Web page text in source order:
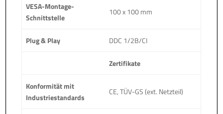
VESA-Montage-
Schnittstelle
100 x 100 mm
Plug & Play DDC 1/2B/CI
Zertifikate
Konformität mit
Industriestandards
CE, TÜV-GS (ext. Netzteil)